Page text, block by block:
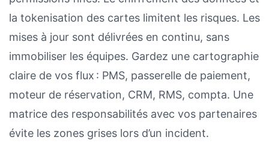
la tokenisation des cartes limitent les risques. Les
mises à jour sont délivrées en continu, sans
immobiliser les équipes. Gardez une cartographie
claire de vos flux : PMS, passerelle de paiement,
moteur de réservation, CRM, RMS, compta. Une
matrice des responsabilités avec vos partenaires
évite les zones grises lors d’un incident.